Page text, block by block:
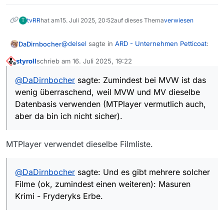
T tvRRhat am15. Juli 2025, 20:52auf dieses Themaverwiesen
DaDirnbocher@delsel sagte in ARD - Unternehmen Petticoat:
MTPlayer, sowie Vavideo.
Zumindest bei MVW ist das wenig
überraschend, weil MVW und MV dieselbe
Datenbasis verwenden (MTPlayer vermutlich
auch, aber da bin ich nicht sicher).
Vavideo ist tatsächlich ein anderer Fall.
Fryderyks Erbe.
Spennend finde ich, dass die offensichtlich
Crawler vielleicht “funktionierend”?).
ARD mit einem neuen “Sicherheitsfeature”
herum, das Downloads erschweren soll.
Im Endeffekt glaub ich, dass sich das die
Entwickler (@
styrollschrieb am 16. Juli 2025, 19:22
zuletzt editiert von
@DaDirnbocher sagte: Zumindest bei MVW ist das
wenig überraschend, weil MVW und MV dieselbe
Datenbasis verwenden (MTPlayer vermutlich auch,
aber da bin ich nicht sicher).
MTPlayer verwendet dieselbe Filmliste.
@DaDirnbocher sagte: Und es gibt mehrere solcher
Filme (ok, zumindest einen weiteren): Masuren
Krimi - Fryderyks Erbe.